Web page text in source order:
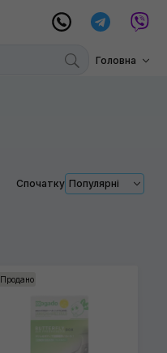
Головна
Спочатку Популярні
Продано